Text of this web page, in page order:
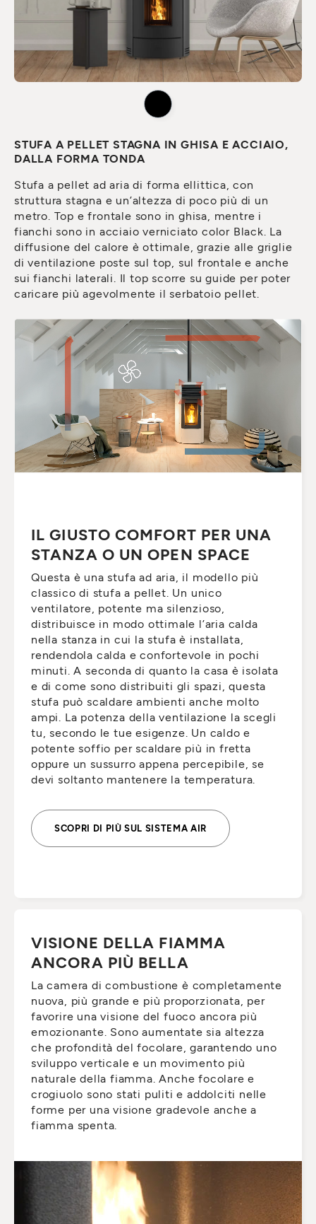
STUFA A PELLET STAGNA IN GHISA E ACCIAIO,
DALLA FORMA TONDA
Stufa a pellet ad aria di forma ellittica, con
struttura stagna e un’altezza di poco più di un
metro. Top e frontale sono in ghisa, mentre i
fianchi sono in acciaio verniciato color Black. La
diffusione del calore è ottimale, grazie alle griglie
di ventilazione poste sul top, sul frontale e anche
sui fianchi laterali. Il top scorre su guide per poter
caricare più agevolmente il serbatoio pellet.
IL GIUSTO COMFORT PER UNA
STANZA O UN OPEN SPACE
Questa è una stufa ad aria, il modello più
classico di stufa a pellet. Un unico
ventilatore, potente ma silenzioso,
distribuisce in modo ottimale l’aria calda
nella stanza in cui la stufa è installata,
rendendola calda e confortevole in pochi
minuti. A seconda di quanto la casa è isolata
e di come sono distribuiti gli spazi, questa
stufa può scaldare ambienti anche molto
ampi. La potenza della ventilazione la scegli
tu, secondo le tue esigenze. Un caldo e
potente soffio per scaldare più in fretta
oppure un sussurro appena percepibile, se
devi soltanto mantenere la temperatura.
SCOPRI DI PIÙ SUL SISTEMA AIR
VISIONE DELLA FIAMMA
ANCORA PIÙ BELLA
La camera di combustione è completamente
nuova, più grande e più proporzionata, per
favorire una visione del fuoco ancora più
emozionante. Sono aumentate sia altezza
che profondità del focolare, garantendo uno
sviluppo verticale e un movimento più
naturale della fiamma. Anche focolare e
crogiuolo sono stati puliti e addolciti nelle
forme per una visione gradevole anche a
fiamma spenta.